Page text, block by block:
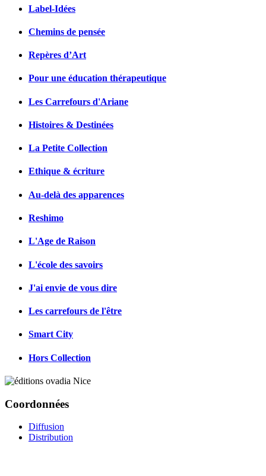
Label-Idées
Chemins de pensée
Repères d’Art
Pour une éducation thérapeutique
Les Carrefours d'Ariane
Histoires & Destinées
La Petite Collection
Ethique & écriture
Au-delà des apparences
Reshimo
L'Age de Raison
L'école des savoirs
J'ai envie de vous dire
Les carrefours de l'être
Smart City
Hors Collection
Coordonnées
Diffusion
Distribution